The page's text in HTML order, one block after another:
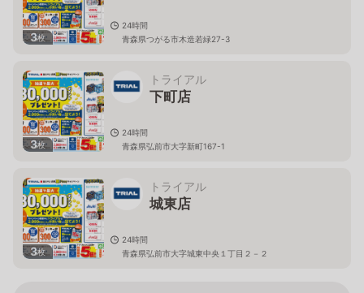
3枚
24時間
青森県つがる市木造若緑27-3
3枚
トライアル
下町店
24時間
青森県弘前市大字新町167-1
3枚
トライアル
城東店
24時間
青森県弘前市大字城東中央１丁目２－２